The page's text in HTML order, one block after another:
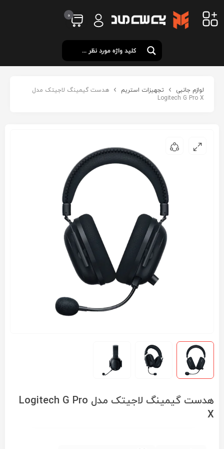
0
لوازم جانبی تجهیزات استریم
هدست گیمینگ لاجیتک مدل
Logitech G Pro X
هدست گیمینگ لاجیتک مدل Logitech G Pro
X